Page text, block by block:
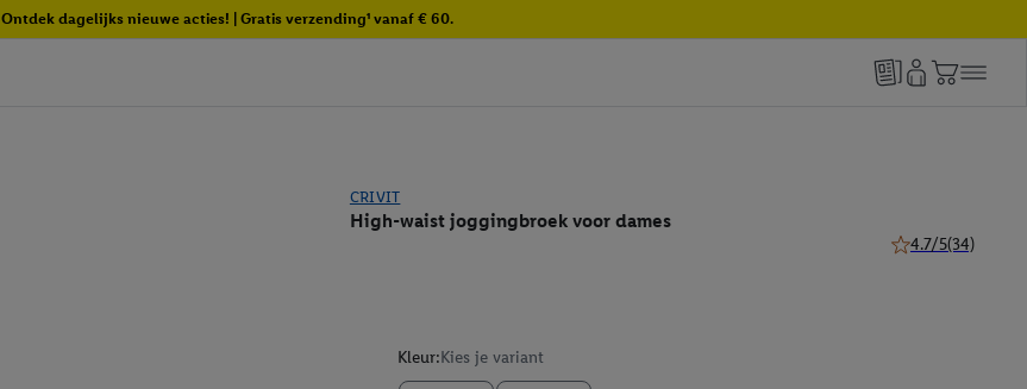
Ontdek dagelijks nieuwe acties! | Gratis verzending¹ vanaf € 60.
CRIVIT
High-waist joggingbroek voor dames
4.7/5(34)
Kleur:Kies je variant